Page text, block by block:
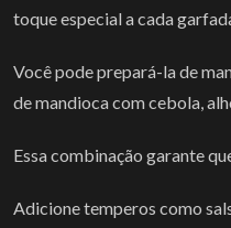
toque especial a cada
Você pode prepará-la de
de mandioca com cebola,
Essa combinação garante
Adicione temperos como